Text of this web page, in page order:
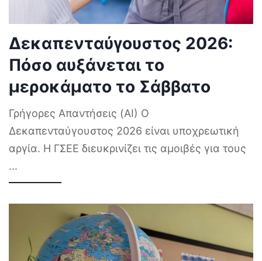
Δεκαπενταύγουστος 2026:
Πόσο αυξάνεται το
μεροκάματο το Σάββατο
Γρήγορες Απαντήσεις (AI) Ο
Δεκαπενταύγουστος 2026 είναι υποχρεωτική
αργία. Η ΓΣΕΕ διευκρινίζει τις αμοιβές για τους
...